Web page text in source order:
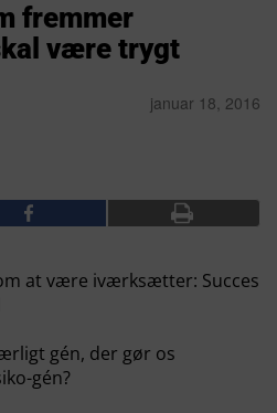
fremmer
være trygt
januar 18, 2016
at være iværksætter: Succes
gén, der gør os
gén?